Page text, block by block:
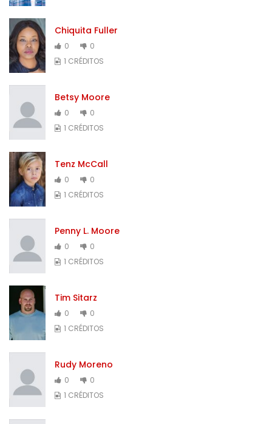
Chiquita Fuller
0
0
1 CRÉDITOS
Betsy Moore
0
0
1 CRÉDITOS
Tenz McCall
0
0
1 CRÉDITOS
Penny L. Moore
0
0
1 CRÉDITOS
Tim Sitarz
0
0
1 CRÉDITOS
Rudy Moreno
0
0
1 CRÉDITOS